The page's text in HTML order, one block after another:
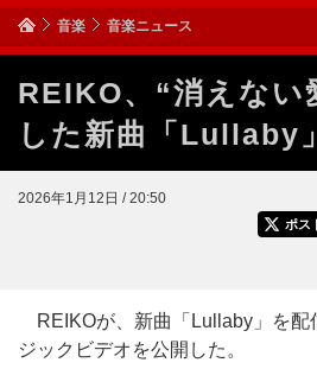
音楽 音楽ニュース
REIKO、“消えない
した新曲「Lullaby
2026年1月12日 / 20:50
ポス
REIKOが、新曲「Lullaby」を配
ジックビデオを公開した。